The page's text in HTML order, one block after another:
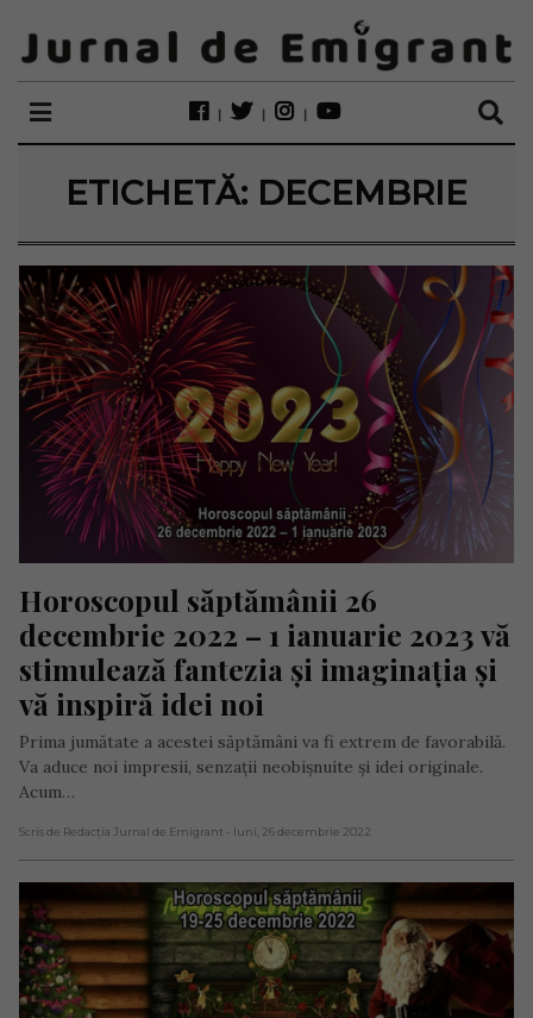
ETICHETĂ: DECEMBRIE
Horoscopul săptămânii 26
decembrie 2022 – 1 ianuarie 2023 vă
stimulează fantezia și imaginația și
vă inspiră idei noi
Prima jumătate a acestei săptămâni va fi extrem de favorabilă.
Va aduce noi impresii, senzații neobișnuite și idei originale.
Acum…
Scris de Redacția Jurnal de Emigrant - luni, 26 decembrie 2022